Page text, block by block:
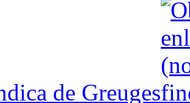
de Greuges